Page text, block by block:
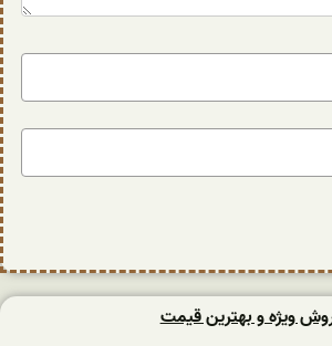
ویژه و بهترین قیمت